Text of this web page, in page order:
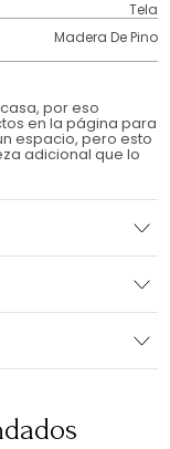
Tela
Madera De Pino
por eso
en la página para
espacio, pero esto
adicional que lo